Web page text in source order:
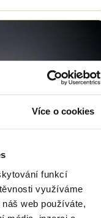
Více o cookies
funkcí
využíváme
web používáte,
očima: 15